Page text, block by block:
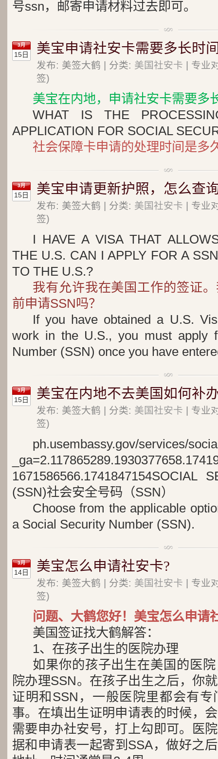
号ssn，邮寄申请材料过去即可。
3月
15日 美宝申请社安卡需要多长时
发布: 美签大鹤 | 分类: 美国社安卡 | 专业
签)
美宝在内地，申请社安卡需要多
WHAT IS THE
APPLICATION FOR SOCIAL
社会保障卡申请的处理时间是多
3月
15日 美宝申请更新护照，怎么查
发布: 美签大鹤 | 分类: 美国社安卡 | 专业
签)
I HAVE A VISA THAT
THE U.S. CAN I APPLY FOR A
TO THE U.S.?
我有允许我在美国工作的签证
前申请SSN吗？
If you have obtained a U.S.
work in the U.S., you must apply
Number (SSN) once you have
3月
15日 美宝在内地不去美国如何补
发布: 美签大鹤 | 分类: 美国社安卡 | 专业
签)
ph.usembassy.gov/services/
1671586566.1741847154SOCIAL
(SSN)社会安全号码（SSN）
Choose from the applicable
a Social Security Number (SSN).
3月
14日 美宝怎么申请社安卡?
发布: 美签大鹤 | 分类: 美国社安卡 | 专业
签)
问题、大鹤您好！美宝怎么申请
美国签证找大鹤解答：
1、在孩子出生的医院办理
如果你的孩子出生在美国的医
院办理SSN。在孩子出生之后，你
证明和SSN，一般医院里都会有
事。在填出生证明申请表的时候，
需要申办社安号，打上勾即可。医
据和申请表一起寄到SSA，做好之